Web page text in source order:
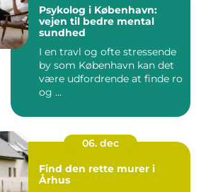
Psykolog i København:
vejen til bedre mental
sundhed
I en travl og ofte stressende
by som København kan det
være udfordrende at finde ro
og ...
06. dec
Find den rette murer i
Århus